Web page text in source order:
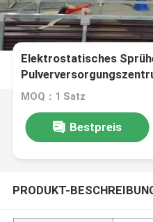
Elektrostatisches
MOQ：1 Satz
Bestpreis
PRODUKT-